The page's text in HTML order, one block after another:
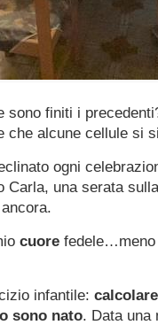
sono finiti i
che alcune cellule si
ogni
Carla, una serata
cuore fedele…meno
infantile:
sono nato. Data una